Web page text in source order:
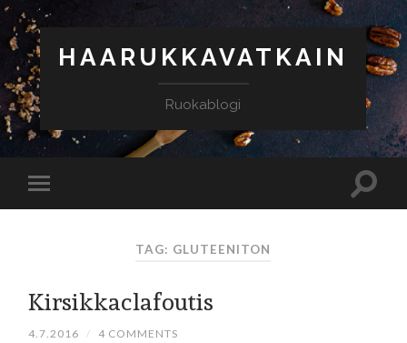
HAARUKKAVATKAIN
Ruokablogi
TAG: GLUTEENITON
Kirsikkaclafoutis
4.7.2016 / 4 COMMENTS